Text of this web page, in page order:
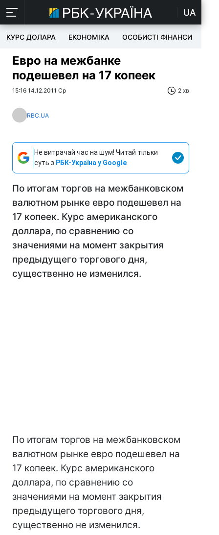
UA
КУРС ДОЛАРА ЕКОНОМІКА ОСОБИСТІ ФІНАНСИ
Евро на межбанке
подешевел на 17 копеек
15:16 14.12.2011 Ср 2 хв
RBC.UA
Не витрачай час на шум! Читай тільки
суть з РБК-Україна у Google
По итогам торгов на межбанковском
валютном рынке евро подешевел на
17 копеек. Курс американского
доллара, по сравнению со
значениями на момент закрытия
предыдущего торгового дня,
существенно не изменился.
По итогам торгов на межбанковском
валютном рынке евро подешевел на
17 копеек. Курс американского
доллара, по сравнению со
значениями на момент закрытия
предыдущего торгового дня,
существенно не изменился.